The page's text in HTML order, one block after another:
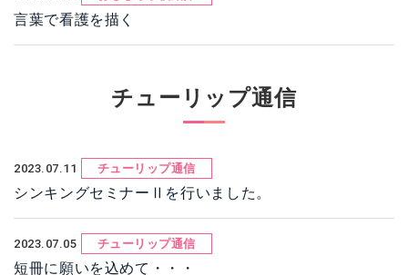
言葉で看護を描く
チューリップ通信
2023.07.11 チューリップ通信
シンキングセミナーⅡを行いました。
2023.07.05 チューリップ通信
短冊に願いを込めて・・・